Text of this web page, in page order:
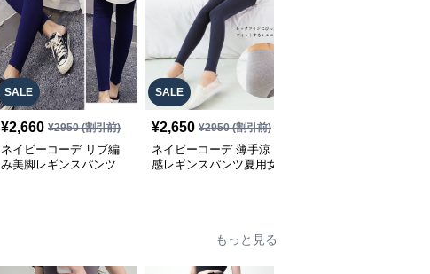
SALE
¥2,660 ¥2950(割引前)
ネイビーコーデ リブ編
み美脚レギンスパンツ
SALE
¥2,650 ¥2950(割引前)
ネイビーコーデ 薄手涼
感レギンスパンツ夏用女
もっと見る